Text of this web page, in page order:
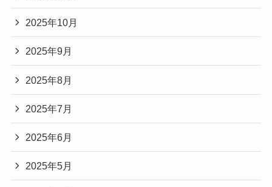
2025年10月
2025年9月
2025年8月
2025年7月
2025年6月
2025年5月